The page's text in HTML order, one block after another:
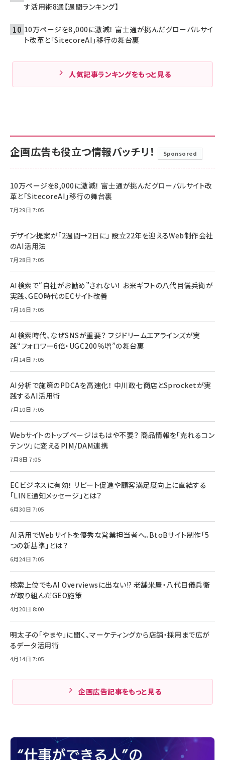
す活用術8選【週間ランキング】
10万ページを8,000に激減！ 富士通が挑んだグローバルサイ
ト改革と「SitecoreAI」移行の舞台裏
人気記事ランキングをもっと見る
企画広告も役立つ情報バッチリ！ Sponsored
10万ページを8,000に激減！ 富士通が挑んだグローバルサイト改
革と「SitecoreAI」移行の舞台裏
7月29日 7:05
デザイン提案が「2週間→2日に」 設立22年を迎えるWeb制作会社
のAI活用法
7月28日 7:05
AI検索で“自社がお勧め”されない！ お米ギフトの八代目儀兵衛が
実践、GEO時代のECサイト改善
7月16日 7:05
AI検索時代、なぜSNSが重要？ フジドリームエアラインズが実
践“フォロワー6倍・UGC200％増”の舞台裏
7月14日 7:05
AI分析で施策のPDCAを高速化！ 中川政七商店とSprocketが実
践するAI活用術
7月10日 7:05
Webサイトのトップページはもはや不要？ 商品情報を「売れるコン
テンツ」に変えるPIM/DAM連携
7月8日 7:05
ECビジネスに有効！ リピート促進や顧客満足度向上に直結する
「LINE通知メッセージ」とは？
6月30日 7:05
AI活用でWebサイトを優秀な営業担当者へ。BtoBサイト制作「5
つの新基準」とは？
6月24日 7:05
検索上位でもAI Overviewsに出ない!? 老舗米屋・八代目儀兵衛
が取り組んだGEO施策
4月20日 8:00
明太子の「やまや」に聞く、マーケティングから店舗・採用まで広が
るデータ活用術
4月14日 7:05
企画広告記事をもっと見る